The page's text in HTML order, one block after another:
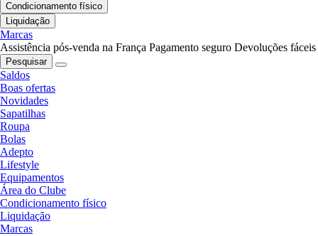
Condicionamento físico
Liquidação
Marcas
Assistência pós-venda na França Pagamento seguro Devoluções fáceis
Pesquisar
Saldos
Boas ofertas
Novidades
Sapatilhas
Roupa
Bolas
Adepto
Lifestyle
Equipamentos
Área do Clube
Condicionamento físico
Liquidação
Marcas